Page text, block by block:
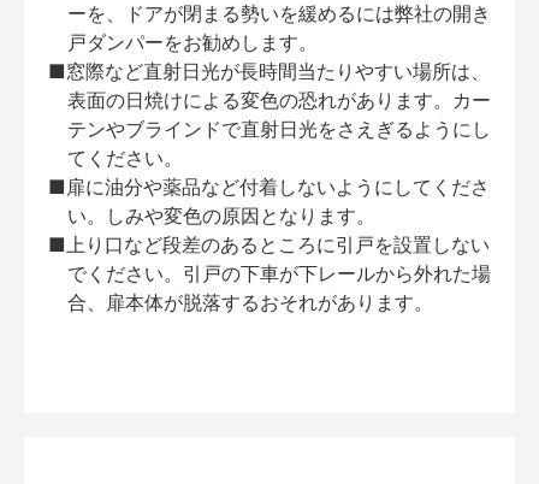
ーを、ドアが閉まる勢いを緩めるには弊社の開き
戸ダンパーをお勧めします。
■窓際など直射日光が長時間当たりやすい場所は、
表面の日焼けによる変色の恐れがあります。カー
テンやブラインドで直射日光をさえぎるようにし
てください。
■扉に油分や薬品など付着しないようにしてくださ
い。しみや変色の原因となります。
■上り口など段差のあるところに引戸を設置しない
でください。引戸の下車が下レールから外れた場
合、扉本体が脱落するおそれがあります。